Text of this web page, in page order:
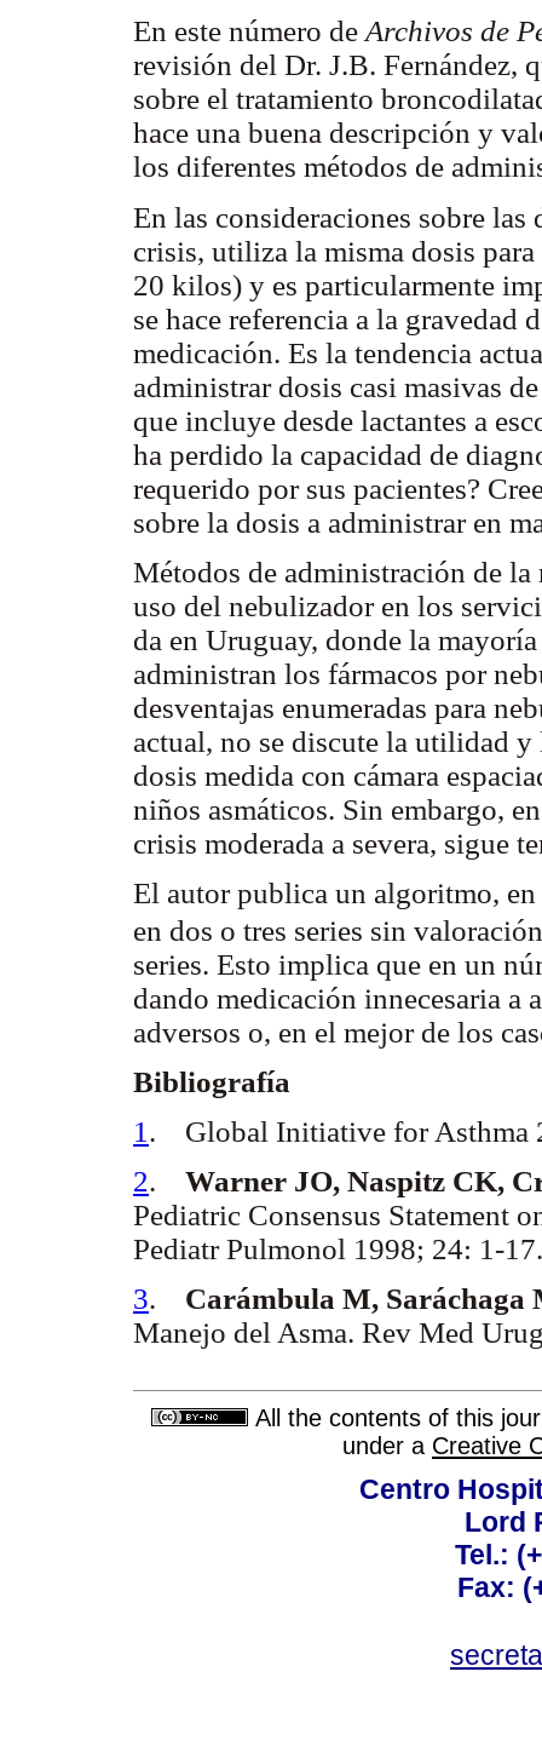
En este número de Archivos de
revisión del Dr. J.B. Fernández,
sobre el tratamiento
hace una buena descripción y
los diferentes métodos de
En las consideraciones sobre
crisis, utiliza la misma dosis
20 kilos) y es particularmente
se hace referencia a la gravedad
medicación. Es la tendencia
administrar dosis casi masivas
que incluye desde lactantes a
ha perdido la capacidad de
requerido por sus pacientes?
sobre la dosis a administrar en
Métodos de administración de
uso del nebulizador en los
da en Uruguay, donde la
administran los fármacos por
desventajas enumeradas para
actual, no se discute la utilidad
dosis medida con cámara
niños asmáticos. Sin embargo,
crisis moderada a severa, sigue
El autor publica un algoritmo, en
en dos o tres series sin
series. Esto implica que en un
dando medicación innecesaria a
adversos o, en el mejor de los
Bibliografía
1 . Global Initiative for Asthma
2. Warner JO, Naspitz CK,
Pediatric Consensus Statement
Pediatr Pulmonol 1998; 24: 1-17.
3. Carámbula M, Saráchaga
Manejo del Asma. Rev Med
All the contents of this
under a Creative
Centro
Lord
Tel.:
Fax: